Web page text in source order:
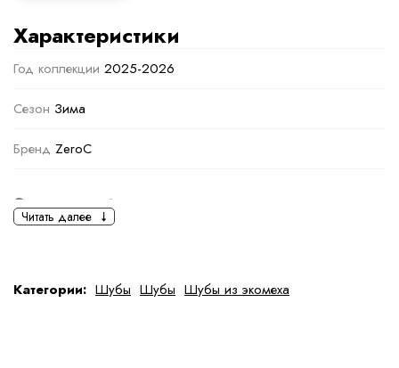
Характеристики
Год коллекции 2025-2026
Сезон Зима
Бренд ZeroC
Основная информация
Ткань Шерсть, Полиэстер
Читать далее
Категории: Шубы Шубы Шубы из экомеха